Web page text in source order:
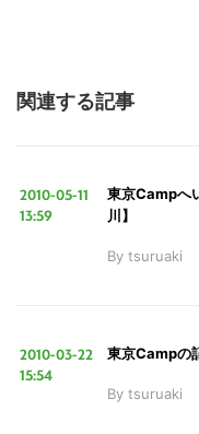
関連する記事
2010-05-11
13:59
東京Campへ
川】
By tsuruaki
2010-03-22
15:54
東京Campの
By tsuruaki
サ
イ